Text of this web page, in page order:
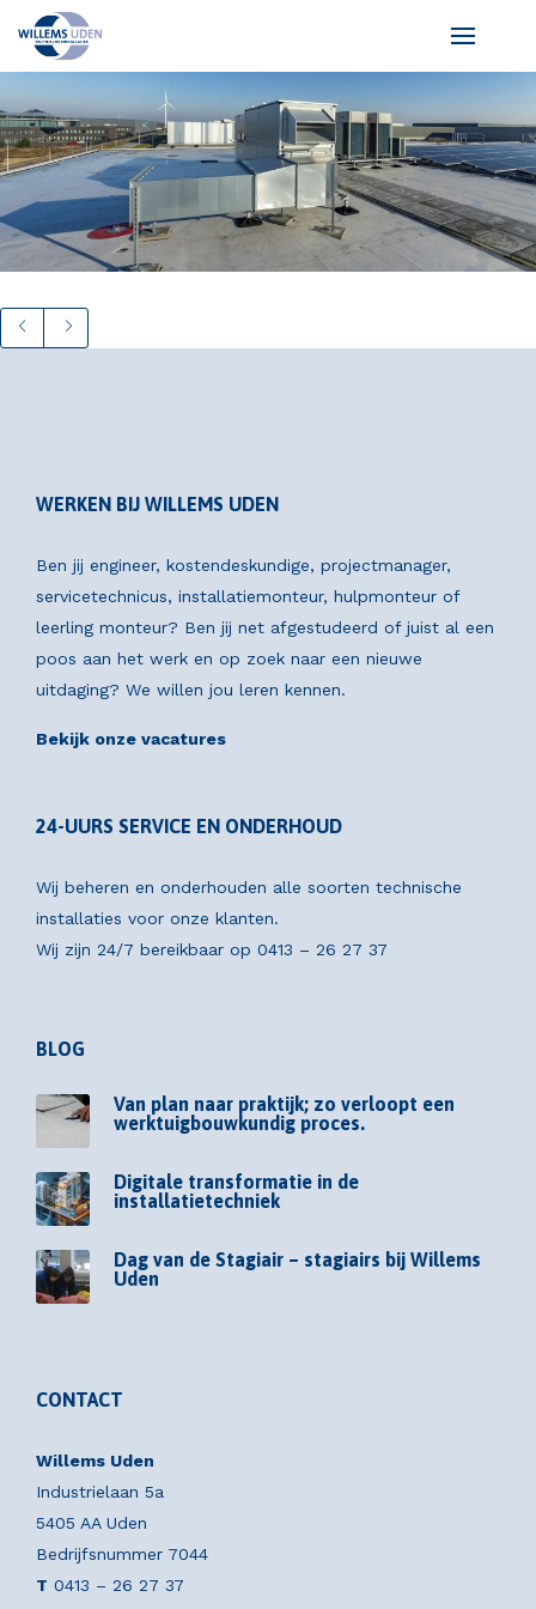
WERKEN BIJ WILLEMS UDEN
Ben jij engineer, kostendeskundige, projectmanager,
servicetechnicus, installatiemonteur, hulpmonteur of
leerling monteur? Ben jij net afgestudeerd of juist al een
poos aan het werk en op zoek naar een nieuwe
uitdaging? We willen jou leren kennen.
Bekijk onze vacatures
24-UURS SERVICE EN ONDERHOUD
Wij beheren en onderhouden alle soorten technische
installaties voor onze klanten.
Wij zijn 24/7 bereikbaar op 0413 – 26 27 37
BLOG
Van plan naar praktijk; zo verloopt een
werktuigbouwkundig proces.
Digitale transformatie in de
installatietechniek
Dag van de Stagiair – stagiairs bij Willems
Uden
CONTACT
Willems Uden
Industrielaan 5a
5405 AA Uden
Bedrijfsnummer 7044
T 0413 – 26 27 37